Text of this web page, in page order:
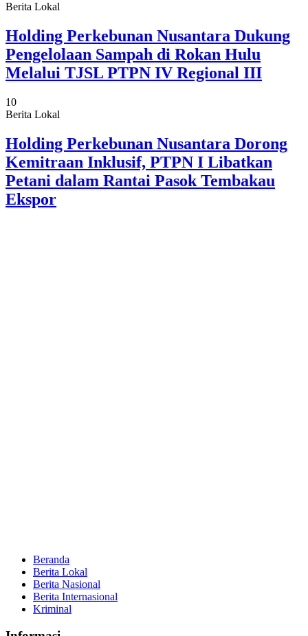
Berita Lokal
Holding Perkebunan Nusantara Dukung
Pengelolaan Sampah di Rokan Hulu
Melalui TJSL PTPN IV Regional III
10
Berita Lokal
Holding Perkebunan Nusantara Dorong
Kemitraan Inklusif, PTPN I Libatkan
Petani dalam Rantai Pasok Tembakau
Ekspor
Beranda
Berita Lokal
Berita Nasional
Berita Internasional
Kriminal